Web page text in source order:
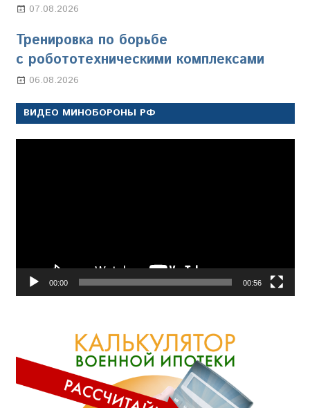
07.08.2026
Тренировка по борьбе
с робототехническими комплексами
06.08.2026
ВИДЕО МИНОБОРОНЫ РФ
00:00 00:56